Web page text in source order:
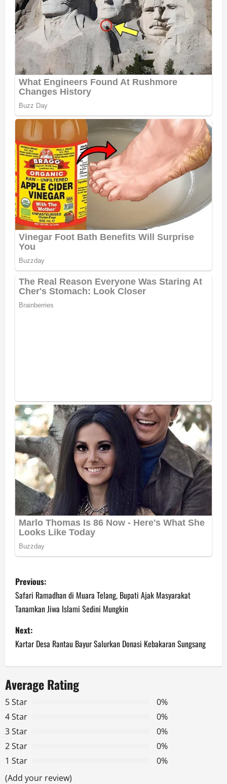
P
o
s
t
n
a
v
i
g
a
Previous:
Safari Ramadhan di Muara Telang, Bupati Ajak Masyarakat
Tanamkan Jiwa Islami Sedini Mungkin
Next:
Kartar Desa Rantau Bayur Salurkan Donasi Kebakaran Sungsang
Average Rating
5 Star
0%
4 Star
0%
3 Star
0%
2 Star
0%
1 Star
0%
(Add your review)